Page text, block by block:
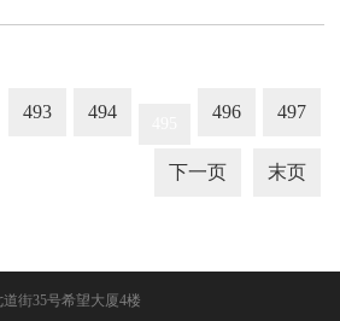
上。孩童时期营养不良造成的后果将是不
493 494 496 497
下一页 末页
街35号希望大厦4楼